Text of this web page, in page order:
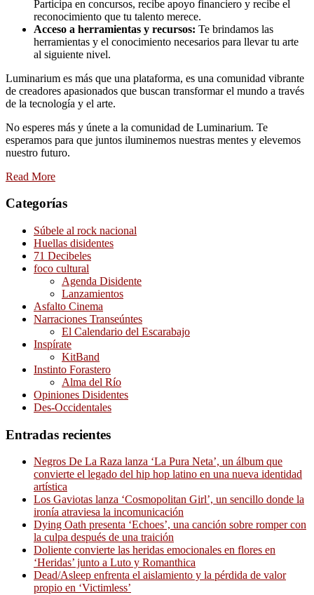
Participa en concursos, recibe apoyo financiero y recibe el
reconocimiento que tu talento merece.
Acceso a herramientas y recursos: Te brindamos las
herramientas y el conocimiento necesarios para llevar tu arte
al siguiente nivel.
Luminarium es más que una plataforma, es una comunidad vibrante
de creadores apasionados que buscan transformar el mundo a través
de la tecnología y el arte.
No esperes más y únete a la comunidad de Luminarium. Te
esperamos para que juntos iluminemos nuestras mentes y elevemos
nuestro futuro.
Read More
Categorías
Súbele al rock nacional
Huellas disidentes
71 Decibeles
foco cultural
Agenda Disidente
Lanzamientos
Asfalto Cinema
Narraciones Transeúntes
El Calendario del Escarabajo
Inspírate
KitBand
Instinto Forastero
Alma del Río
Opiniones Disidentes
Des-Occidentales
Entradas recientes
Negros De La Raza lanza ‘La Pura Neta’, un álbum que
convierte el legado del hip hop latino en una nueva identidad
artística
Los Gaviotas lanza ‘Cosmopolitan Girl’, un sencillo donde la
ironía atraviesa la incomunicación
Dying Oath presenta ‘Echoes’, una canción sobre romper con
la culpa después de una traición
Doliente convierte las heridas emocionales en flores en
‘Heridas’ junto a Luto y Romanthica
Dead/Asleep enfrenta el aislamiento y la pérdida de valor
propio en ‘Victimless’